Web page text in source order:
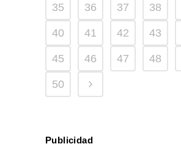
35 36 37 38
40 41 42 43
45 46 47 48
50
Publicidad